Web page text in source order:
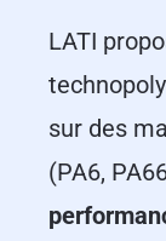
LATI
sur des
(PA6,